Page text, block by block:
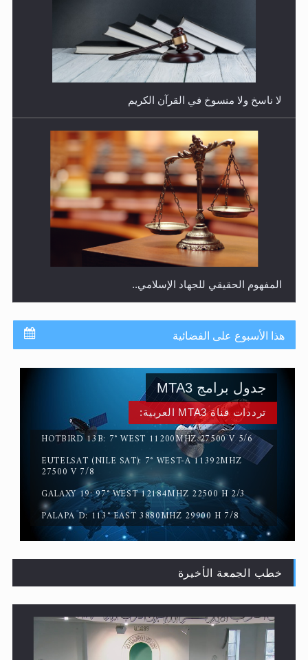
هل يُحسب حول الزكاة وفق السنة الميلادية أو الهجرية؟
لا ناسخ ولا منسوخ في القرآن الكريم
المفهوم الحقيقي للجهاد الإسلامي..
سورة التكوير تُنبئ بزمن بعثة المسيح الموعود عليه السلام
حقيقة المسيح الدجال
هذا الأسبوع على الفضائية
ترددات قناة MTA3 العربية:
HOTBIRD 13B: 7° WEST 11200MHZ 27500 V 5/6
EUTELSAT (NILE SAT): 7° WEST-A 11392MHZ
27500 V 7/8
GALAXY 19: 97° WEST 12184MHZ 22500 H 2/3
PALAPA D: 113° EAST 3880MHZ 29900 H 7/8
جدول برامج MTA3
خطب الجمعة الأخيرة